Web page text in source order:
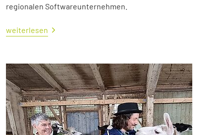
regionalen Softwareunternehmen.
weiterlesen